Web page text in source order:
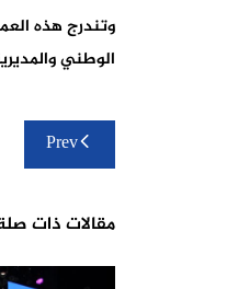
وتندرج هذه
الوطني
تصفّح
المقالات
Prev
مقالات ذات